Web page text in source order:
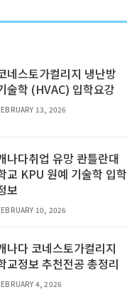
네스토가컬리지 냉난방
술학 (HVAC) 입학요강
13, 2026
나다취업 유망 콴틀란대
교 KPU 원예 기술학 입학
보
10, 2026
나다 코네스토가컬리지
교정보 추천전공 총정리
4, 2026